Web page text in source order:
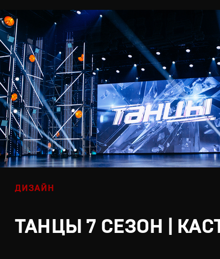
ДИЗАЙН
ТАНЦЫ 7 СЕЗОН |